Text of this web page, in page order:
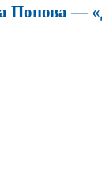
Попова —